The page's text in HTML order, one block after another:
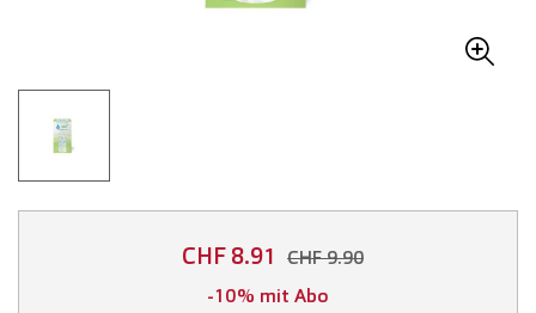
CHF 8.91 CHF 9.90
-10% mit Abo